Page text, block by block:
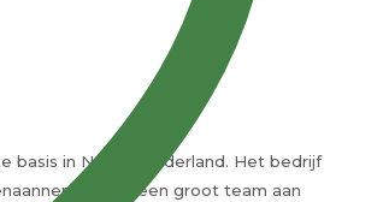
basis in Noord-Nederland. Het bedrijf
met een groot team aan